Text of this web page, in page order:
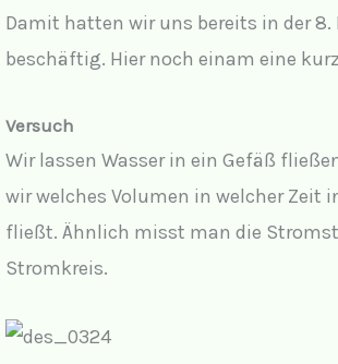
Damit hatten wir uns bereits in der 8.
beschäftig. Hier noch einam eine
Versuch
Wir lassen Wasser in ein Gefäß
wir welches Volumen in welcher Zeit
fließt. Ähnlich misst man die
Stromkreis.